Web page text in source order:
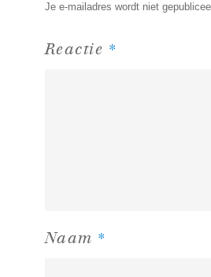
Je e-mailadres wordt niet
Reactie *
Naam *